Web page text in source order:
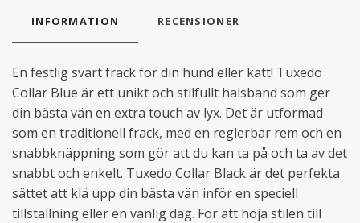
INFORMATION RECENSIONER
En festlig svart frack för din hund eller katt! Tuxedo
Collar Blue är ett unikt och stilfullt halsband som ger
din bästa vän en extra touch av lyx. Det är utformad
som en traditionell frack, med en reglerbar rem och en
snabbknäppning som gör att du kan ta på och ta av det
snabbt och enkelt. Tuxedo Collar Black är det perfekta
sättet att klä upp din bästa vän inför en speciell
tillställning eller en vanlig dag. För att höja stilen till